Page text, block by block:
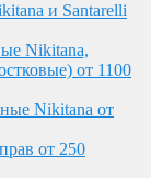
и Santarelli
Nikitana,
от 1100
Nikitana от
от 250